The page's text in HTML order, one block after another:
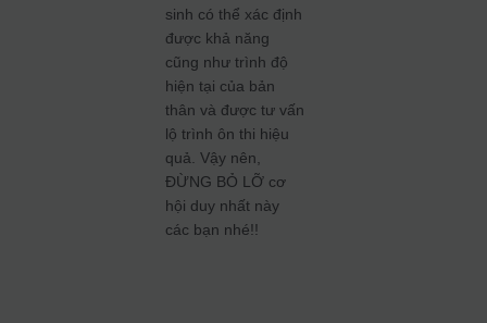
sinh có thể xác định
được khả năng
cũng như trình độ
hiện tại của bản
thân và được tư vấn
lộ trình ôn thi hiệu
quả. Vậy nên,
ĐỪNG BỎ LỠ cơ
hội duy nhất này
các bạn nhé!!